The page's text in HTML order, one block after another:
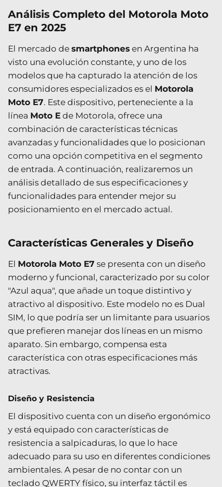
Análisis Completo del Motorola Moto
E7 en 2025
El mercado de smartphones en Argentina ha
visto una evolución constante, y uno de los
modelos que ha capturado la atención de los
consumidores especializados es el Motorola
Moto E7. Este dispositivo, perteneciente a la
línea Moto E de Motorola, ofrece una
combinación de características técnicas
avanzadas y funcionalidades que lo posicionan
como una opción competitiva en el segmento
de entrada. A continuación, realizaremos un
análisis detallado de sus especificaciones y
funcionalidades para entender mejor su
posicionamiento en el mercado actual.
Características Generales y Diseño
El Motorola Moto E7 se presenta con un diseño
moderno y funcional, caracterizado por su color
"Azul aqua", que añade un toque distintivo y
atractivo al dispositivo. Este modelo no es Dual
SIM, lo que podría ser un limitante para usuarios
que prefieren manejar dos líneas en un mismo
aparato. Sin embargo, compensa esta
característica con otras especificaciones más
atractivas.
Diseño y Resistencia
El dispositivo cuenta con un diseño ergonómico
y está equipado con características de
resistencia a salpicaduras, lo que lo hace
adecuado para su uso en diferentes condiciones
ambientales. A pesar de no contar con un
teclado QWERTY físico, su interfaz táctil es